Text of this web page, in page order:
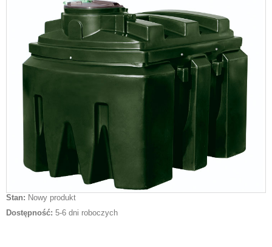
Stan: Nowy produkt
Dostępność: 5-6 dni roboczych